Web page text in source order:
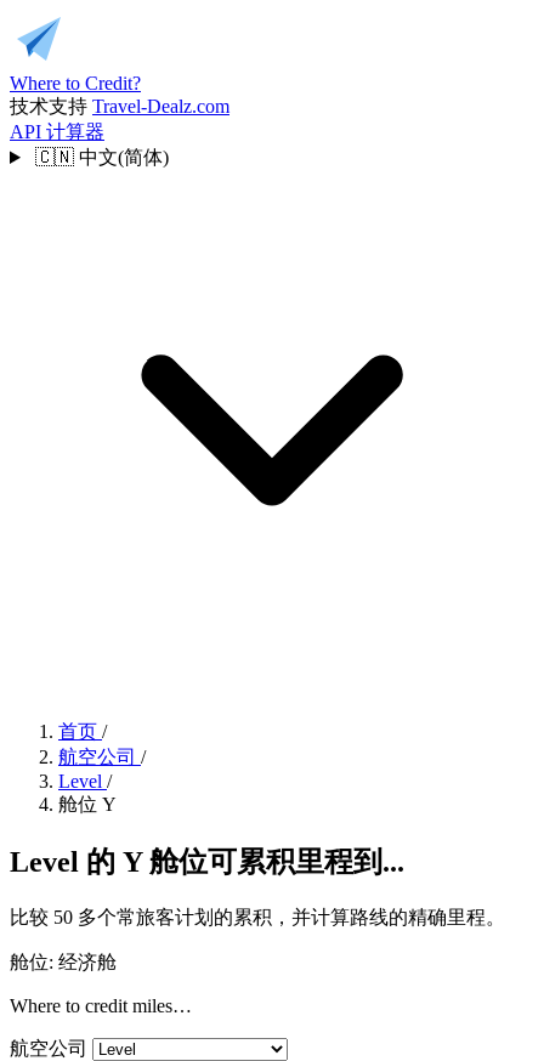
Where to Credit?
技术支持 Travel-Dealz.com
API 计算器
🇨🇳 中文(简体)
首页 /
航空公司 /
Level /
舱位 Y
Level 的 Y 舱位可累积里程到...
比较 50 多个常旅客计划的累积，并计算路线的精确里程。
舱位: 经济舱
Where to credit miles…
航空公司